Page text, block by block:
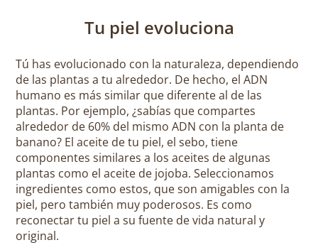
Tu piel evoluciona
Tú has evolucionado con la naturaleza, dependiendo
de las plantas a tu alrededor. De hecho, el ADN
humano es más similar que diferente al de las
plantas. Por ejemplo, ¿sabías que compartes
alrededor de 60% del mismo ADN con la planta de
banano? El aceite de tu piel, el sebo, tiene
componentes similares a los aceites de algunas
plantas como el aceite de jojoba. Seleccionamos
ingredientes como estos, que son amigables con la
piel, pero también muy poderosos. Es como
reconectar tu piel a su fuente de vida natural y
original.